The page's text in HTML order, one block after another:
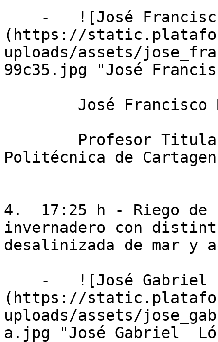
(https://
uploads/assets/
99c35.jpg "José
Politécnica de
4.  17:25 h - Riego
invernadero con
desalinizada de mar y
(https://
uploads/assets/
a.jpg "José Gabriel